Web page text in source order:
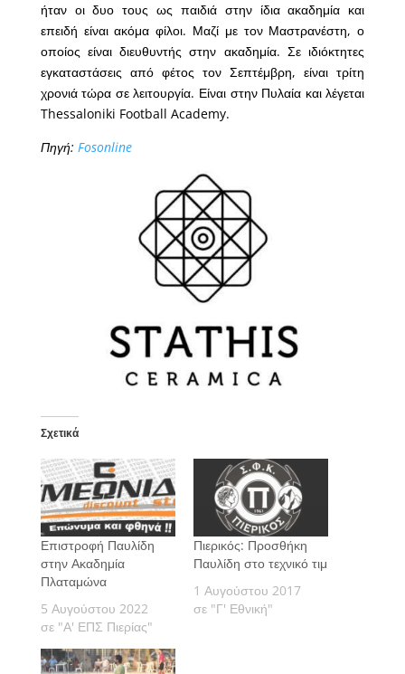
ήταν οι δυο τους ως παιδιά στην ίδια ακαδημία και
επειδή είναι ακόμα φίλοι. Μαζί με τον Μαστρανέστη, ο
οποίος είναι διευθυντής στην ακαδημία. Σε ιδιόκτητες
εγκαταστάσεις από φέτος τον Σεπτέμβρη, είναι τρίτη
χρονιά τώρα σε λειτουργία. Είναι στην Πυλαία και λέγεται
Thessaloniki Football Academy.
Πηγή: Fosonline
Σχετικά
Επιστροφή Παυλίδη
στην Ακαδημία
Πλαταμώνα
5 Αυγούστου 2022
σε "Α' ΕΠΣ Πιερίας"
Πιερικός: Προσθήκη
Παυλίδη στο τεχνικό τιμ
1 Αυγούστου 2017
σε "Γ' Εθνική"